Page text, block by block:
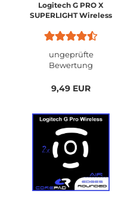
Logitech G PRO X
SUPERLIGHT Wireless
ungeprüfte
Bewertung
9,49 EUR